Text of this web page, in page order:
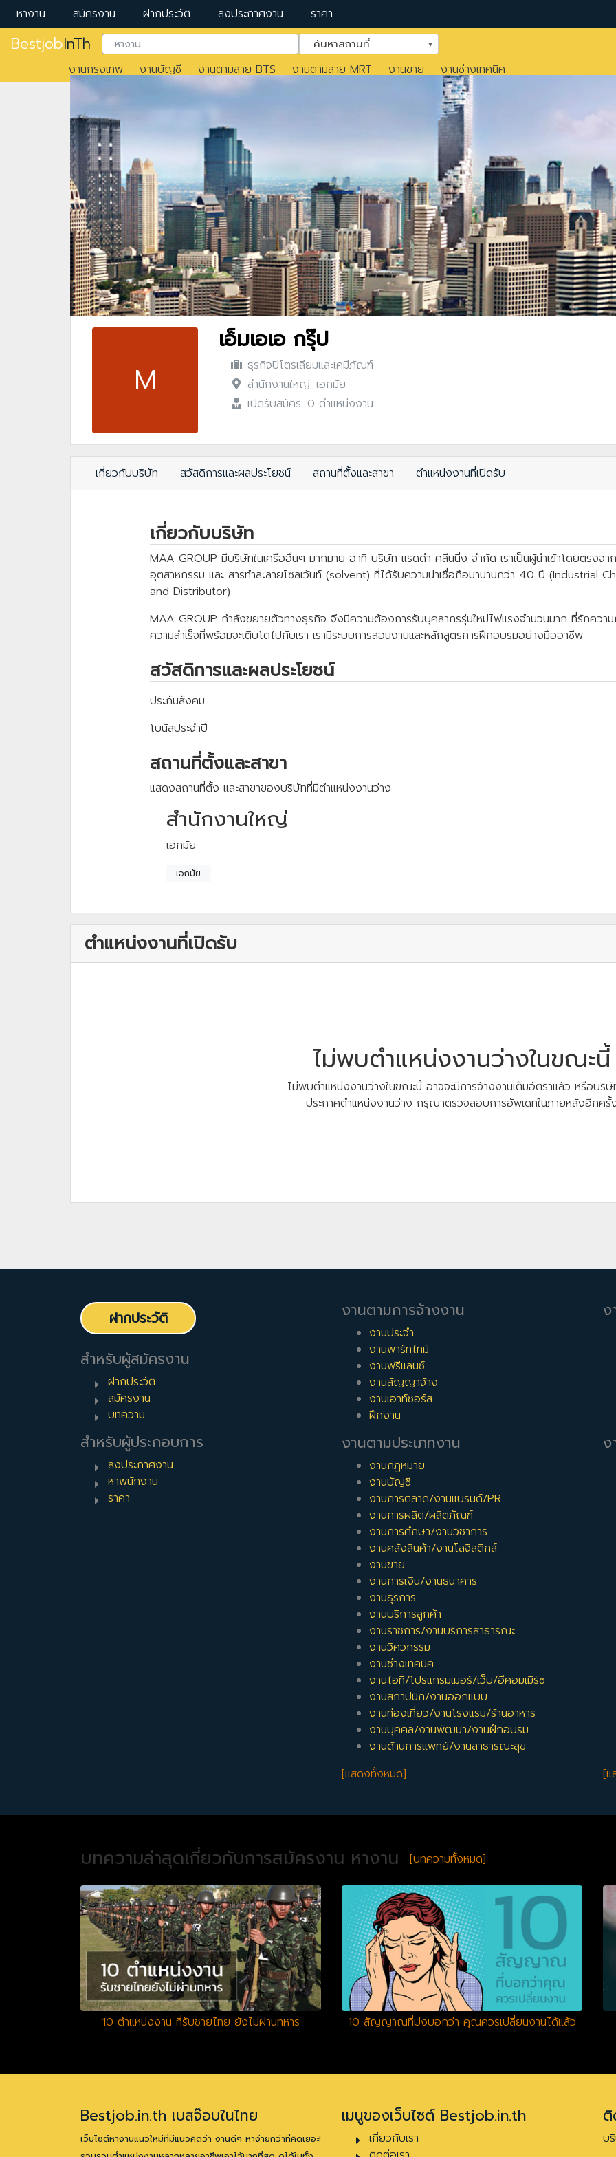
หางาน สมัครงาน ฝากประวัติ ลงประกาศงาน ราคา
BestjobInTh ค้นหาสถานที่
งานกรุงเทพ งานบัญชี งานตามสาย BTS งานตามสาย MRT งานขาย งานช่างเทคนิค
M
เอ็มเอเอ กรุ๊ป
ธุรกิจปิโตรเลียมและเคมีภัณฑ์
สำนักงานใหญ่: เอกมัย
เปิดรับสมัคร: 0 ตำแหน่งงาน
เกี่ยวกับบริษัท สวัสดิการและผลประโยชน์ สถานที่ตั้งและสาขา ตำแหน่งงานที่เปิดรับ
เกี่ยวกับบริษัท
MAA GROUP มีบริษัทในเครืออื่นๆ มากมาย อาทิ บริษัท แรดดำ คลีนนิ่ง จำกัด เราเป็นผู้นำเข้าโดยตรงจา
อุตสาหกรรม และ สารทำละลายโซลเว้นท์ (solvent) ที่ได้รับความน่าเชื่อถือมานานกว่า 40 ปี (Industrial
and Distributor)
MAA GROUP กำลังขยายตัวทางธุรกิจ จึงมีความต้องการรับบุคลากรรุ่นใหม่ไฟแรงจำนวนมาก ที่รักควา
ความสำเร็จที่พร้อมจะเติบโตไปกับเรา เรามีระบบการสอนงานและหลักสูตรการฝึกอบรมอย่างมืออาชีพ
สวัสดิการและผลประโยชน์
ประกันสังคม
โบนัสประจำปี
สถานที่ตั้งและสาขา
แสดงสถานที่ตั้ง และสาขาของบริษัทที่มีตำแหน่งงานว่าง
สำนักงานใหญ่
เอกมัย
เอกมัย
ตำแหน่งงานที่เปิดรับ
ไม่พบตำแหน่งงานว่างในขณะนี้
ไม่พบตำแหน่งงานว่างในขณะนี้ อาจจะมีการจ้างงานเต็มอัตราแล้ว หรือบริษั
ประกาศตำแหน่งงานว่าง กรุณาตรวจสอบการอัพเดทในภายหลังอีกครั้
ฝากประวัติ
สำหรับผู้สมัครงาน
ฝากประวัติ
สมัครงาน
บทความ
สำหรับผู้ประกอบการ
ลงประกาศงาน
หาพนักงาน
ราคา
งานตามการจ้างงาน
งานประจำ
งานพาร์ทไทม์
งานฟรีแลนซ์
งานสัญญาจ้าง
งานเอาท์ซอร์ส
ฝึกงาน
งานตามประเภทงาน
งานกฎหมาย
งานบัญชี
งานการตลาด/งานแบรนด์/PR
งานการผลิต/ผลิตภัณฑ์
งานการศึกษา/งานวิชาการ
งานคลังสินค้า/งานโลจิสติกส์
งานขาย
งานการเงิน/งานธนาคาร
งานธุรการ
งานบริการลูกค้า
งานราชการ/งานบริการสาธารณะ
งานวิศวกรรม
งานช่างเทคนิค
งานไอที/โปรแกรมเมอร์/เว็บ/อีคอมเมิร์ซ
งานสถาปนิก/งานออกแบบ
งานท่องเที่ยว/งานโรงแรม/ร้านอาหาร
งานบุคคล/งานพัฒนา/งานฝึกอบรม
งานด้านการแพทย์/งานสาธารณะสุข
[แสดงทั้งหมด]
[แ
บทความล่าสุดเกี่ยวกับการสมัครงาน หางาน [บทความทั้งหมด]
10 ตำแหน่งงาน ที่รับชายไทย ยังไม่ผ่านทหาร 10 สัญญาณที่บ่งบอกว่า คุณควรเปลี่ยนงานได้แล้ว
Bestjob.in.th เบสจ๊อบในไทย
เว็บไซต์หางานแนวใหม่ที่มีแนวคิดว่า งานดีๆ หาง่ายกว่าที่คิดเยอะ!
เมนูของเว็บไซต์ Bestjob.in.th
เกี่ยวกับเรา
ติ
บ